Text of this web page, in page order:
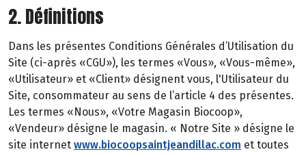
2. Définitions
Dans les présentes Conditions Générales d’Utilisation du
Site (ci-après «CGU»), les termes «Vous», «Vous-même»,
«Utilisateur» et «Client» désignent vous, l'Utilisateur du
Site, consommateur au sens de l’article 4 des présentes.
Les termes «Nous», «Votre Magasin Biocoop»,
«Vendeur» désigne le magasin. « Notre Site » désigne le
site internet www.biocoopsaintjeandillac.com et toutes